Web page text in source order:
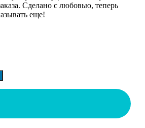
Сделано с любовью, теперь
еще!